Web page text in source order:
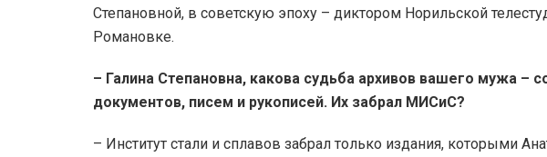
Степановной, в советскую эпоху – диктором Норильской
Романовке.
– Галина Степановна, какова судьба архивов вашего мужа –
документов, писем и рукописей. Их забрал МИСиС?
– Институт стали и сплавов забрал только издания, которыми